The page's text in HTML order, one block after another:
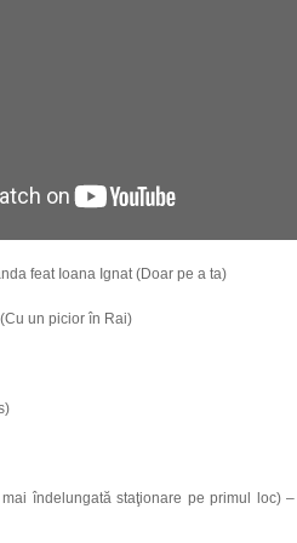
feat Ioana Ignat (Doar pe a ta)
un picior în Rai)
îndelungată staţionare pe primul loc)